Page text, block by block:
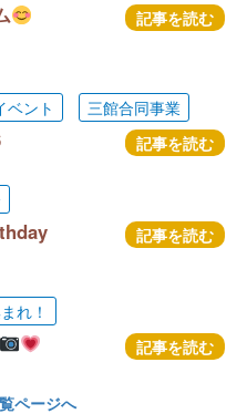
記事を読む
ベント 三館合同事業
記事を読む
記事を読む
れ！
記事を読む
ページへ